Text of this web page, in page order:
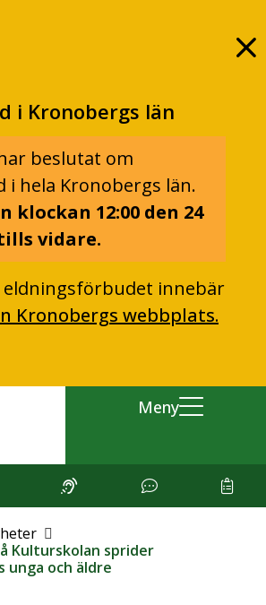
i Kronobergs län
beslutat om
hela Kronobergs län.
klockan 12:00 den 24
vidare.
eldningsförbudet innebär
Kronobergs webbplats.
Meny
Kulturskolan sprider
unga och äldre